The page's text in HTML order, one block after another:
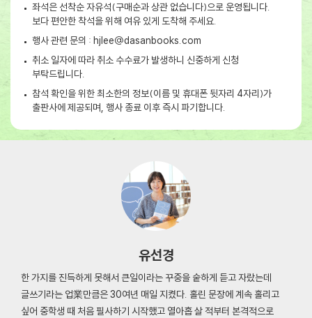
좌석은 선착순 자유석(구매순과 상관 없습니다)으로 운영됩니다.
보다 편안한 착석을 위해 여유 있게 도착해 주세요.
행사 관련 문의 : hjlee@dasanbooks.com
취소 일자에 따라 취소 수수료가 발생하니 신중하게 신청
부탁드립니다.
참석 확인을 위한 최소한의 정보(이름 및 휴대폰 뒷자리 4자리)가
출판사에 제공되며, 행사 종료 이후 즉시 파기합니다.
유선경
한 가지를 진득하게 못해서 큰일이라는 꾸중을 숱하게 듣고 자랐는데
글쓰기라는 업業만큼은 30여년 매일 지켰다. 홀린 문장에 계속 홀리고
싶어 중학생 때 처음 필사하기 시작했고 열아홉 살 적부터 본격적으로